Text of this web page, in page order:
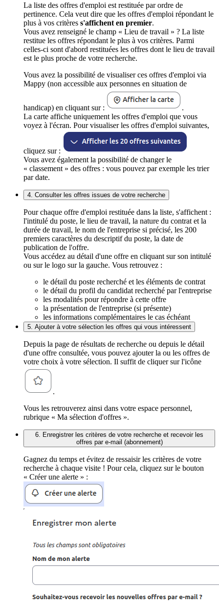
La liste des offres d'emploi est restituée par ordre de
pertinence. Cela veut dire que les offres d'emploi répondant le
plus à vos critères s'affichent en premier.
Vous avez renseigné le champ « Lieu de travail » ? La liste
restitue les offres répondant le plus à vos critères. Parmi
celles-ci sont d'abord restituées les offres dont le lieu de travail
est le plus proche de votre recherche.
Vous avez la possibilité de visualiser ces offres d'emploi via
Mappy (non accessible aux personnes en situation de
handicap) en cliquant sur :
.
La carte affiche uniquement les offres d'emploi que vous
voyez à l'écran. Pour visualiser les offres d'emploi suivantes,
cliquez sur :
Vous avez également la possibilité de changer le
« classement » des offres : vous pouvez par exemple les trier
par date.
4. Consulter les offres issues de votre recherche
Pour chaque offre d'emploi restituée dans la liste, s'affichent :
l'intitulé du poste, le lieu de travail, la nature du contrat et la
durée de travail, le nom de l'entreprise si précisé, les 200
premiers caractères du descriptif du poste, la date de
publication de l'offre.
Vous accédez au détail d'une offre en cliquant sur son intitulé
ou sur le logo sur la gauche. Vous retrouvez :
le détail du poste recherché et les éléments de contrat
le détail du profil du candidat recherché par l'entreprise
les modalités pour répondre à cette offre
la présentation de l'entreprise (si présente)
les informations complémentaires le cas échéant
5. Ajouter à votre sélection les offres qui vous intéressent
Depuis la page de résultats de recherche ou depuis le détail
d'une offre consultée, vous pouvez ajouter la ou les offres de
votre choix à votre sélection. Il suffit de cliquer sur l'icône
.
Vous les retrouverez ainsi dans votre espace personnel,
rubrique « Ma sélection d'offres ».
6. Enregistrer les critères de votre recherche et recevoir les
offres par e-mail (abonnement)
Gagnez du temps et évitez de ressaisir les critères de votre
recherche à chaque visite ! Pour cela, cliquez sur le bouton
« Créer une alerte » :